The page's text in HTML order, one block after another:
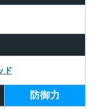
ド
防御力